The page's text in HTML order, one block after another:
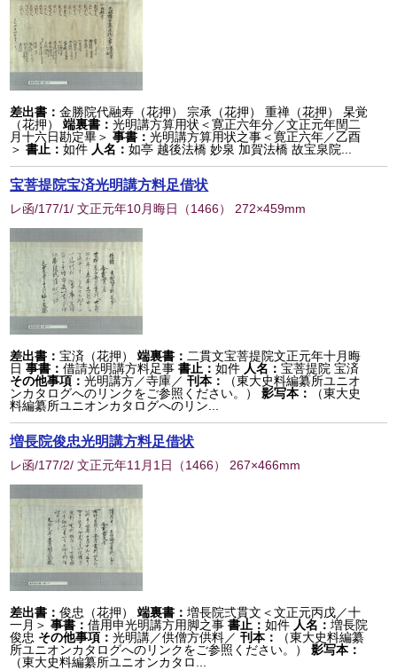
差出書：金勝院代融寿（花押） 宗承（花押） 重禅（花押） 杲覚
（花押）
端裏書：光明講方算用状＜寛正六年分／文正元年閏二
月十六日勘定畢＞事書：光明講方算用状之事＜寛正六年／乙酉
＞ 書止：如件 人名：如亭 越後法橋 妙泉 加賀法橋 故宝泉院...
宝菩提院宝済光明講方料足借状
レ函/177/1/ 文正元年10月晦日 （1466） 272×459mm
差出書：宝済（花押） 端裏書： 二貫文宝菩提院文正元年十月晦
日事書：借請光明講方料足事 書止：如件 人名：宝菩提院 宝済
その他事項：光明講方／寺庫／刊本：
（東大史料編纂所ユニオ
ンカタログへのリンクをご参照ください。）
影写本：
（東大史
料編纂所ユニオンカタログへのリン...
増長院俊忠光明講方料足借状
レ函/177/2/ 文正元年11月1日 （1466） 267×466mm
差出書：俊忠（花押） 端裏書：増長院弍貫文＜文正元丙戊／十
一月＞事書：借用申光明講方用脚之事 書止：如件 人名：増長院
俊忠 その他事項：光明講／供僧方供料／刊本：
（東大史料編纂
所ユニオンカタログへのリンクをご参照ください。）
影写本：
（東大史料編纂所ユニオンカタロ...